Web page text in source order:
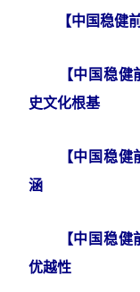
【中国稳健前
【中国稳健前
史文化根基
【中国稳健前
涵
【中国稳健前
优越性